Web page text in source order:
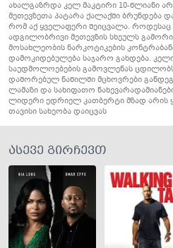
ახალგაზრდა კელ მაკტირი 10-წლიანი
მეთევზეთა პატარა ქალაქში ბრუნდება
რომ აქ ყველაფერი შეიცვალა.
ადგილობრივი მეთევზის სხეულს
მოსახლეობის ნარკოტიკების
დამოკიდებულება საჯარო გახდება.
საუდმოლოებების გამოვლენას ცდილობს
დაშორებულ ნაწილში მცხოვრები
ლამაზი და სახიფათო
ლიდერი ედრიელ კათბერტი მზად არის
თავისი სახეობა დაიცვას
ასევე გირჩევთ